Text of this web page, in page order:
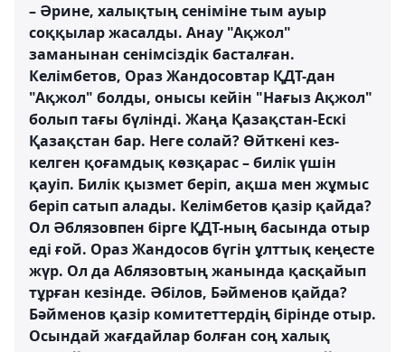
– Әрине, халықтың сеніміне тым ауыр
соққылар жасалды. Анау "Ақжол"
заманынан сенімсіздік басталған.
Келімбетов, Ораз Жандосовтар ҚДТ-дан
"Ақжол" болды, онысы кейін "Нағыз Ақжол"
болып тағы бүлінді. Жаңа Қазақстан-Ескі
Қазақстан бар. Неге солай? Өйткені кез-
келген қоғамдық көзқарас – билік үшін
қауіп. Билік қызмет беріп, ақша мен жұмыс
беріп сатып алады. Келімбетов қазір қайда?
Ол Әблязовпен бірге ҚДТ-ның басында отыр
еді ғой. Ораз Жандосов бүгін ұлттық кеңесте
жүр. Ол да Аблязовтың жанында қасқайып
тұрған кезінде. Әбілов, Бәйменов қайда?
Бәйменов қазір комитеттердің бірінде отыр.
Осындай жағдайлар болған соң халық